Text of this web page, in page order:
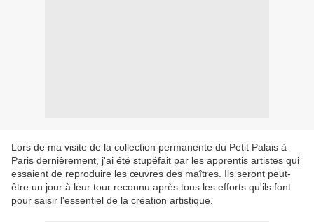
Lors de ma visite de la collection permanente du Petit Palais à
Paris dernièrement, j'ai été stupéfait par les apprentis artistes qui
essaient de reproduire les œuvres des maîtres. Ils seront peut-
être un jour à leur tour reconnu après tous les efforts qu'ils font
pour saisir l'essentiel de la création artistique.